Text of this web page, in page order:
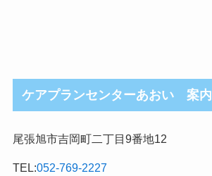
ケアプランセンターあおい 案内
尾張旭市吉岡町二丁目9番地12
TEL:052-769-2227